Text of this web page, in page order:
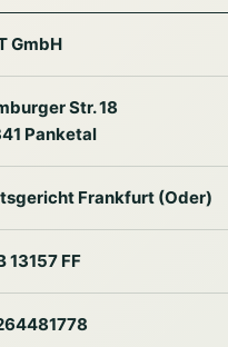
GmbH
Str. 18
Panketal
Frankfurt (Oder)
13157 FF